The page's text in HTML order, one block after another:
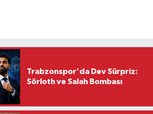
Trabzonspor'da Dev Sürpriz:
Sörloth ve Salah Bombası